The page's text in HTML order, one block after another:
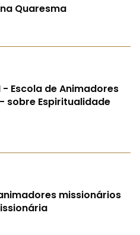
Quaresma
- Escola de Animadores
sobre Espiritualidade
missionários